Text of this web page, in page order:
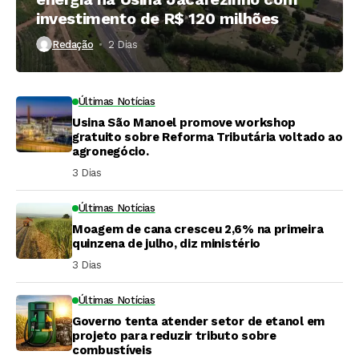
investimento de R$ 120 milhões
Redação 2 Dias ⁮
Últimas Notícias
Usina São Manoel promove workshop
gratuito sobre Reforma Tributária voltado ao
agronegócio.
3 Dias ⁮
Últimas Notícias
Moagem de cana cresceu 2,6% na primeira
quinzena de julho, diz ministério
3 Dias ⁮
Últimas Notícias
Governo tenta atender setor de etanol em
projeto para reduzir tributo sobre
combustíveis